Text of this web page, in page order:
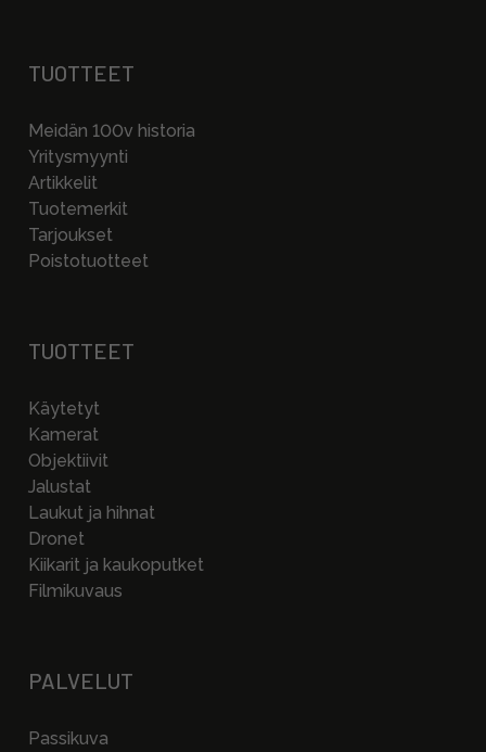
TUOTTEET
Meidän 100v historia
Yritysmyynti
Artikkelit
Tuotemerkit
Tarjoukset
Poistotuotteet
TUOTTEET
Käytetyt
Kamerat
Objektiivit
Jalustat
Laukut ja hihnat
Dronet
Kiikarit ja kaukoputket
Filmikuvaus
PALVELUT
Passikuva